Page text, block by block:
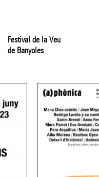
Festival de la Veu
de Banyoles